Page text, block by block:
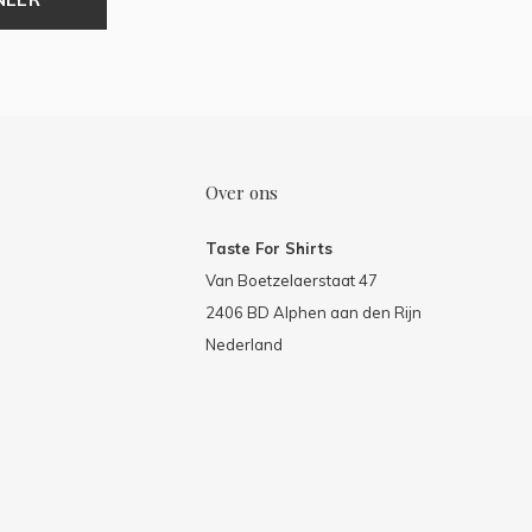
Over ons
Taste For Shirts
Van Boetzelaerstaat 47
2406 BD Alphen aan den Rijn
Nederland